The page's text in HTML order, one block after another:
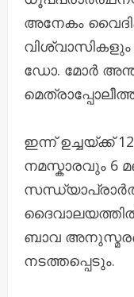
അനേകം
ഡോ. മോർ
ഇന്ന് ഉച്ചയ്ക്ക്
നമസ്കാരവും 6
ബാവ
നടത്തപ്പെടും.